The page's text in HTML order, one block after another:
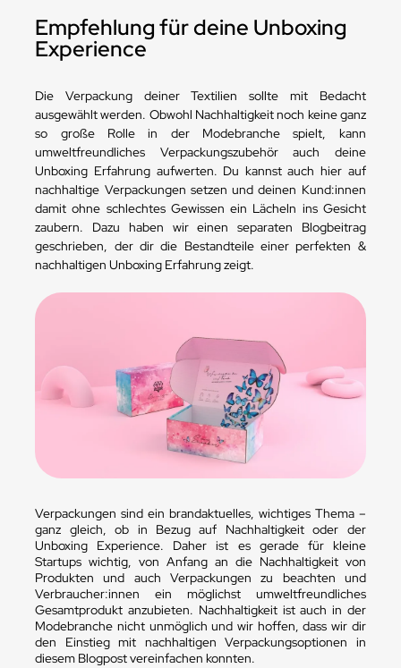
Empfehlung für deine Unboxing
Experience
Die Verpackung deiner Textilien sollte mit Bedacht
ausgewählt werden. Obwohl Nachhaltigkeit noch keine ganz
so große Rolle in der Modebranche spielt, kann
umweltfreundliches Verpackungszubehör auch deine
Unboxing Erfahrung aufwerten. Du kannst auch hier auf
nachhaltige Verpackungen setzen und deinen Kund:innen
damit ohne schlechtes Gewissen ein Lächeln ins Gesicht
zaubern. Dazu haben wir einen separaten Blogbeitrag
geschrieben, der dir die Bestandteile einer perfekten &
nachhaltigen Unboxing Erfahrung zeigt.
Verpackungen sind ein brandaktuelles, wichtiges Thema –
ganz gleich, ob in Bezug auf Nachhaltigkeit oder der
Unboxing Experience. Daher ist es gerade für kleine
Startups wichtig, von Anfang an die Nachhaltigkeit von
Produkten und auch Verpackungen zu beachten und
Verbraucher:innen ein möglichst umweltfreundliches
Gesamtprodukt anzubieten. Nachhaltigkeit ist auch in der
Modebranche nicht unmöglich und wir hoffen, dass wir dir
den Einstieg mit nachhaltigen Verpackungsoptionen in
diesem Blogpost vereinfachen konnten.